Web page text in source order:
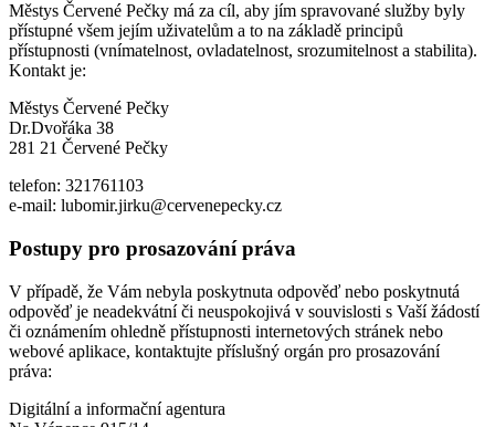
Městys Červené Pečky má za cíl, aby jím spravované služby byly
přístupné všem jejím uživatelům a to na základě principů
přístupnosti (vnímatelnost, ovladatelnost, srozumitelnost a stabilita).
Kontakt je:
Městys Červené Pečky
Dr.Dvořáka 38
281 21 Červené Pečky
telefon: 321761103
e-mail: lubomir.jirku@cervenepecky.cz
Postupy pro prosazování práva
V případě, že Vám nebyla poskytnuta odpověď nebo poskytnutá
odpověď je neadekvátní či neuspokojivá v souvislosti s Vaší žádostí
či oznámením ohledně přístupnosti internetových stránek nebo
webové aplikace, kontaktujte příslušný orgán pro prosazování
práva:
Digitální a informační agentura